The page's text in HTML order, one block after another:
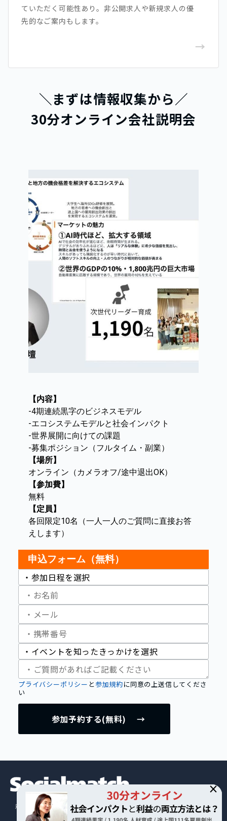
ていただく可能性あり。非公開求人や新規求人の優
先的なご案内もします。
→
＼まずは情報収集から／
30分オンライン会社説明会
【内容】
-4期連続黒字のビジネスモデル
-エコシステムモデルと社会インパクト
-世界展開に向けての課題
-募集ポジション（フルタイム・副業）
【場所】
オンライン（カメラオフ/途中退出OK）
【参加費】
無料
【定員】
各回限定10名（一人一人のご質問に直接お答
えします）
申込フォーム（無料）
プライバシーポリシー と参加規約に同意の上送信してくださ
い
私たちについて 募集一覧 イベント カルチャー 会社概要